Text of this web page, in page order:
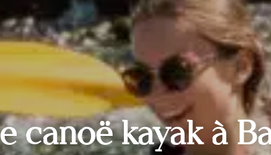
canoë kayak à